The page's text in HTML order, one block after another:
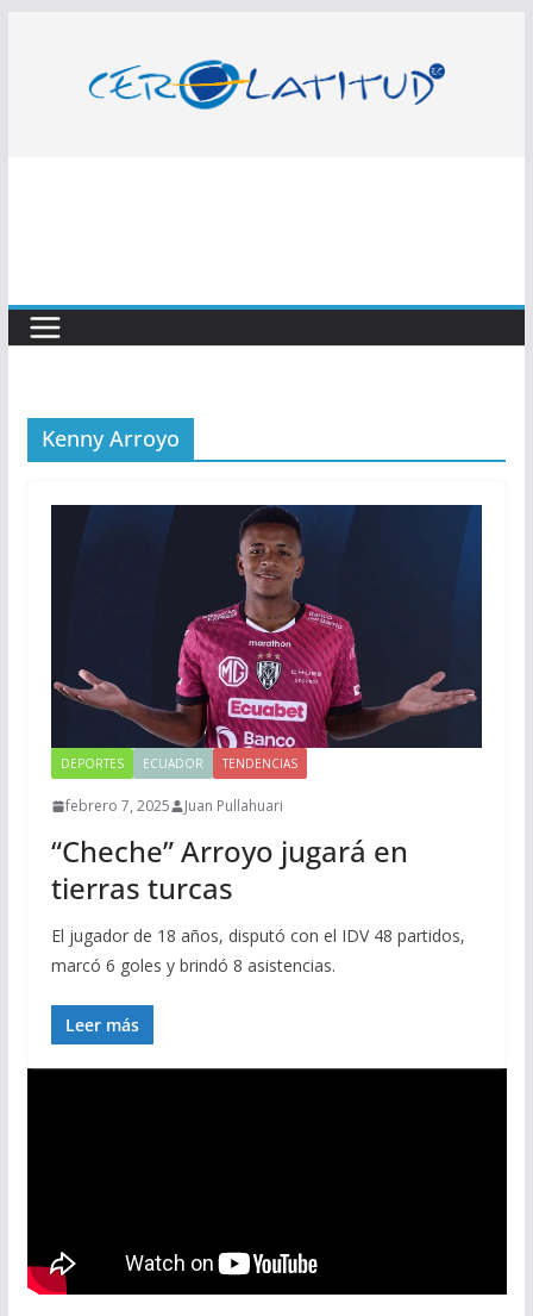
contenido
Kenny Arroyo
DEPORTES ECUADOR TENDENCIAS
febrero 7, 2025 Juan Pullahuari
“Cheche” Arroyo jugará en
tierras turcas
El jugador de 18 años, disputó con el IDV 48 partidos,
marcó 6 goles y brindó 8 asistencias.
Leer más